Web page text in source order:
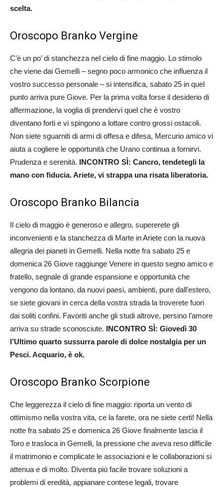
scelta.
Oroscopo Branko Vergine
C’è un po’ di stanchezza nel cielo di fine maggio. Lo stimolo
che viene dai Gemelli – segno poco armonico che influenza il
vostro successo personale – si intensifica, sabato 25 in quel
punto arriva pure Giove. Per la prima volta forse il desiderio di
affermazione, la voglia di prendervi quel che è vostro
diventano forti e vi spingono a lottare contro grossi ostacoli.
Non siete sguarniti di armi di offesa e difesa, Mercurio amico vi
aiuta a cogliere le opportunità che Urano continua a fornirvi.
Prudenza e serenità. INCONTRO SÌ: Cancro, tendetegli la
mano con fiducia. Ariete, vi strappa una risata liberatoria.
Oroscopo Branko Bilancia
Il cielo di maggio è generoso e allegro, supererete gli
inconvenienti e la stanchezza di Marte in Ariete con la nuova
allegria dei pianeti in Gemelli. Nella notte fra sabato 25 e
domenica 26 Giove raggiunge Venere in questo segno amico e
fratello, segnale di grande espansione e opportunità che
vengono da lontano, da nuovi paesi, ambienti, pure dall’estero,
se siete giovani in cerca della vostra strada la troverete fuori
dai soliti confini. Favoriti anche gli studi altrove, persino l’amore
arriva su strade sconosciute. INCONTRO SÌ: Giovedì 30
l’Ultimo quarto sussurra parole di dolce nostalgia per un
Pesci. Acquario, è ok.
Oroscopo Branko Scorpione
Che leggerezza il cielo di fine maggio: riporta un vento di
ottimismo nella vostra vita, ce la farete, ora ne siete certi! Nella
notte fra sabato 25 e domenica 26 Giove finalmente lascia il
Toro e trasloca in Gemelli, la pressione che aveva reso difficile
il matrimonio e complicate le associazioni e le collaborazioni si
attenua e di molto. Diventa più facile trovare soluzioni a
problemi di eredità, appianare contese legali, trovare